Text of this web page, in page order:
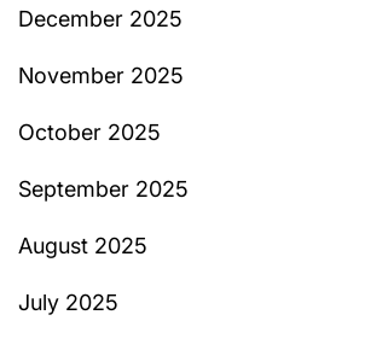
December 2025
November 2025
October 2025
September 2025
August 2025
July 2025